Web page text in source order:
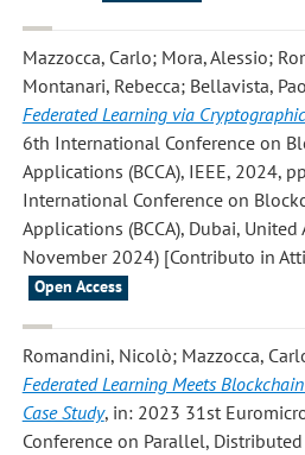
Mazzocca, Carlo; Mora, Alessio;
Montanari, Rebecca; Bellavista,
Federated Learning via
6th International Conference on
Applications (BCCA), IEEE, 2024,
International Conference on
Applications (BCCA), Dubai,
November 2024) [Contributo in
Open Access
Romandini, Nicolò; Mazzocca,
Federated Learning Meets
Case Study, in: 2023 31st
Conference on Parallel,